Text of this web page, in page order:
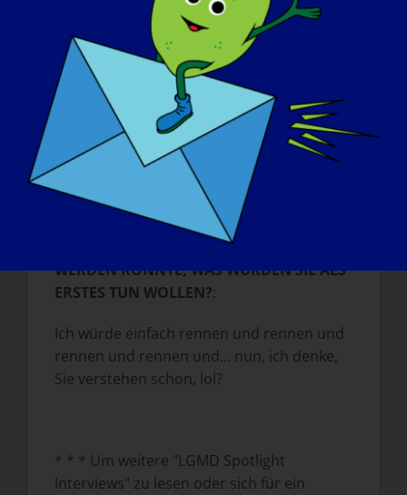
WAS SOLL DIE WELT ÜBER LGMD
WISSEN?:
Ich möchte, dass die Welt weiß, dass das
Leben mit LGMD eine Herausforderung ist.
LGMD beeinträchtigt Ihr
und dass ich immer noch in der Lage bin,
am täglichen Leben teilzuhaben.
WENN IHRE LGMD MORGEN "GEHEILT"
WERDEN KÖNNTE, WAS WÜRDEN SIE ALS
ERSTES TUN WOLLEN?:
Ich würde einfach rennen und rennen und
rennen und rennen und... nun, ich denke,
Sie verstehen schon, lol?
* * * Um weitere "LGMD Spotlight
Interviews" zu lesen oder sich für ein